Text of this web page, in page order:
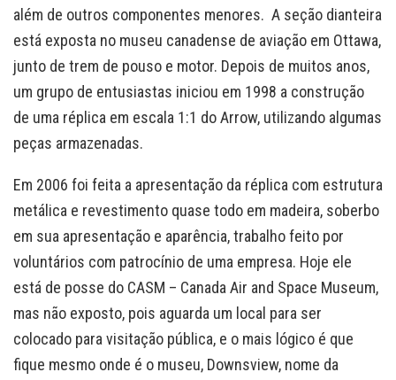
além de outros componentes menores. A seção dianteira
está exposta no museu canadense de aviação em Ottawa,
junto de trem de pouso e motor. Depois de muitos anos,
um grupo de entusiastas iniciou em 1998 a construção
de uma réplica em escala 1:1 do Arrow, utilizando algumas
peças armazenadas.
Em 2006 foi feita a apresentação da réplica com estrutura
metálica e revestimento quase todo em madeira, soberbo
em sua apresentação e aparência, trabalho feito por
voluntários com patrocínio de uma empresa. Hoje ele
está de posse do CASM – Canada Air and Space Museum,
mas não exposto, pois aguarda um local para ser
colocado para visitação pública, e o mais lógico é que
fique mesmo onde é o museu, Downsview, nome da